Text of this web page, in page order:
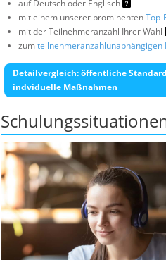
auf Deutsch oder Englisch
mit einem unserer prominentenTop-
mit der Teilnehmeranzahl Ihrer Wahl
zumteilnehmeranzahlunabhängigen
Detailvergleich: öffentliche
indviduelle Maßnahmen